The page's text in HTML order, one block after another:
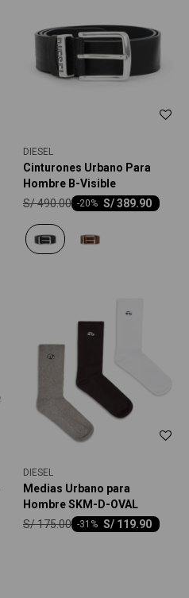
DIESEL
Cinturones Urbano Para
Hombre B-Visible
S/389.90
-20
S/490.00
DIESEL
Medias Urbano para
Hombre SKM-D-OVAL
S/ 119.90
-31
S/175.00